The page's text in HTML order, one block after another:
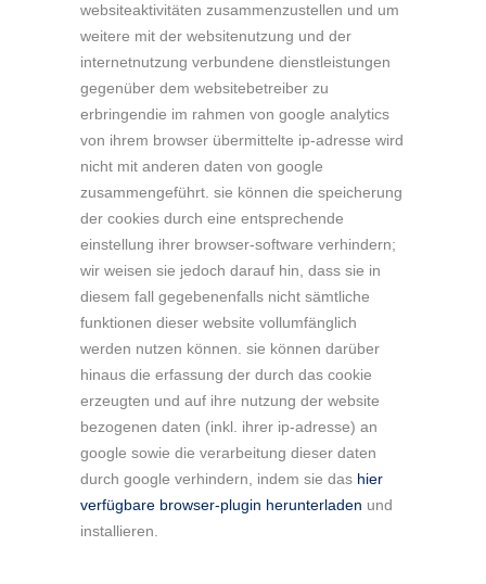
websiteaktivitäten zusammenzustellen und um
weitere mit der websitenutzung und der
internetnutzung verbundene dienstleistungen
gegenüber dem websitebetreiber zu
erbringendie im rahmen von google analytics
von ihrem browser übermittelte ip-adresse wird
nicht mit anderen daten von google
zusammengeführt. sie können die speicherung
der cookies durch eine entsprechende
einstellung ihrer browser-software verhindern;
wir weisen sie jedoch darauf hin, dass sie in
diesem fall gegebenenfalls nicht sämtliche
funktionen dieser website vollumfänglich
werden nutzen können. sie können darüber
hinaus die erfassung der durch das cookie
erzeugten und auf ihre nutzung der website
bezogenen daten (inkl. ihrer ip-adresse) an
google sowie die verarbeitung dieser daten
durch google verhindern, indem sie das hier
verfügbare browser-plugin herunterladen und
installieren.